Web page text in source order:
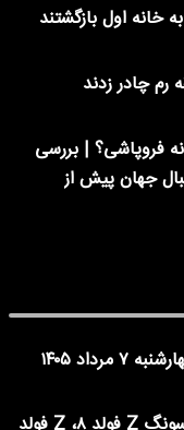
خانه اول بازگشتند
رم چادر زدند
فروپاشی؟ | بررسی
جهان پیش از
فوری | ادارات تهران فردا چهارشنبه ۷ مرداد ۱۴۰۵